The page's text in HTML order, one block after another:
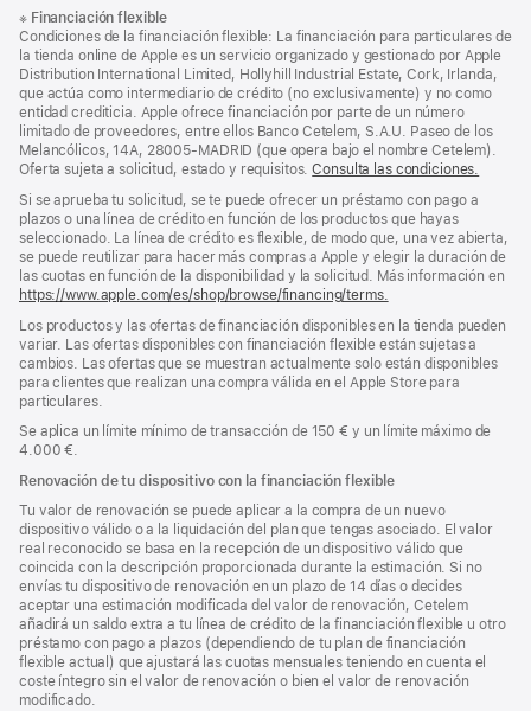
a
pie
de
página
al
pie
※ Financiación flexible
Condiciones de la financiación flexible: La financiación para particulares de
la tienda online de Apple es un servicio organizado y gestionado por Apple
Distribution International Limited, Hollyhill Industrial Estate, Cork, Irlanda,
que actúa como intermediario de crédito (no exclusivamente) y no como
entidad crediticia. Apple ofrece financiación por parte de un número
limitado de proveedores, entre ellos Banco Cetelem, S.A.U. Paseo de los
Melancólicos, 14A, 28005-MADRID (que opera bajo el nombre Cetelem).
Oferta sujeta a solicitud, estado y requisitos.Consulta las condiciones.
Si se aprueba tu solicitud, se te puede ofrecer un préstamo con pago a
plazos o una línea de crédito en función de los productos que hayas
seleccionado. La línea de crédito es flexible, de modo que, una vez abierta,
se puede reutilizar para hacer más compras a Apple y elegir la duración de
las cuotas en función de la disponibilidad y la solicitud. Más información en
https://www.apple.com/es/shop/browse/financing/terms.
Los productos y las ofertas de financiación disponibles en la tienda pueden
variar. Las ofertas disponibles con financiación flexible están sujetas a
cambios. Las ofertas que se muestran actualmente solo están disponibles
para clientes que realizan una compra válida en el Apple Store para
particulares.
Se aplica un límite mínimo de transacción de 150 € y un límite máximo de
4.000 €.
Renovación de tu dispositivo con la financiación flexible
Tu valor de renovación se puede aplicar a la compra de un nuevo
dispositivo válido o a la liquidación del plan que tengas asociado. El valor
real reconocido se basa en la recepción de un dispositivo válido que
coincida con la descripción proporcionada durante la estimación. Si no
envías tu dispositivo de renovación en un plazo de 14 días o decides
aceptar una estimación modificada del valor de renovación, Cetelem
añadirá un saldo extra a tu línea de crédito de la financiación flexible u otro
préstamo con pago a plazos (dependiendo de tu plan de financiación
flexible actual) que ajustará las cuotas mensuales teniendo en cuenta el
coste íntegro sin el valor de renovación o bien el valor de renovación
modificado.